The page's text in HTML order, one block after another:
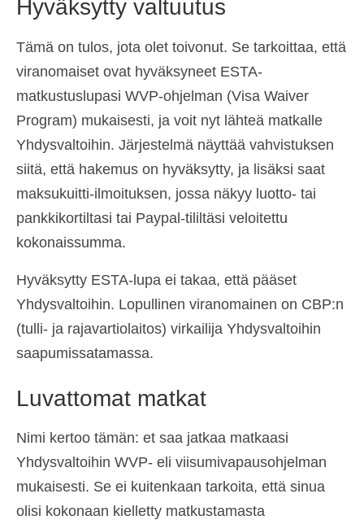
Hyväksytty valtuutus
Tämä on tulos, jota olet toivonut. Se tarkoittaa, että
viranomaiset ovat hyväksyneet ESTA-
matkustuslupasi WVP-ohjelman (Visa Waiver
Program) mukaisesti, ja voit nyt lähteä matkalle
Yhdysvaltoihin. Järjestelmä näyttää vahvistuksen
siitä, että hakemus on hyväksytty, ja lisäksi saat
maksukuitti-ilmoituksen, jossa näkyy luotto- tai
pankkikortiltasi tai Paypal-tililtäsi veloitettu
kokonaissumma.
Hyväksytty ESTA-lupa ei takaa, että pääset
Yhdysvaltoihin. Lopullinen viranomainen on CBP:n
(tulli- ja rajavartiolaitos) virkailija Yhdysvaltoihin
saapumissatamassa.
Luvattomat matkat
Nimi kertoo tämän: et saa jatkaa matkaasi
Yhdysvaltoihin WVP- eli viisumivapausohjelman
mukaisesti. Se ei kuitenkaan tarkoita, että sinua
olisi kokonaan kielletty matkustamasta